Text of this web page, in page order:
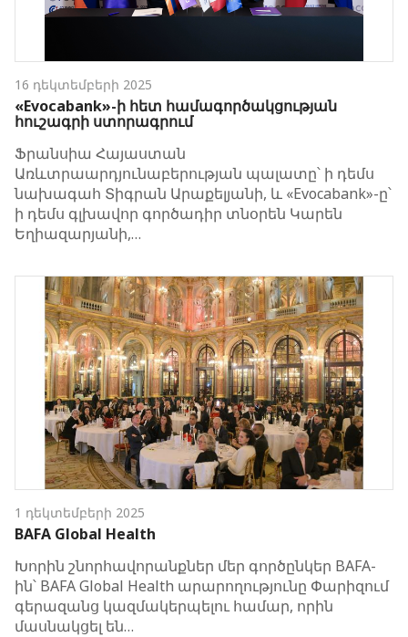
16 դեկտեմբերի 2025
«Evocabank»-ի հետ համագործակցության
հուշագրի ստորագրում
Ֆրանսիա Հայաստան
Առևտրաարդյունաբերության պալատը՝ ի դեմս
նախագահ Տիգրան Արաքելյանի, և «Evocabank»-ը՝
ի դեմս գլխավոր գործադիր տնօրեն Կարեն
Եղիազարյանի,…
1 դեկտեմբերի 2025
BAFA Global Health
Խորին շնորհավորանքներ մեր գործընկեր BAFA-
ին՝ BAFA Global Health արարողությունը Փարիզում
գերազանց կազմակերպելու համար, որին
մասնակցել են…